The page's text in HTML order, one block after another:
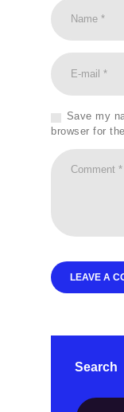
Save my
browser for
Search
Search